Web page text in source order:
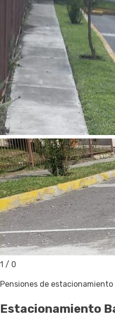
1 / 0
Pensiones de estacionamiento
Estacionamiento